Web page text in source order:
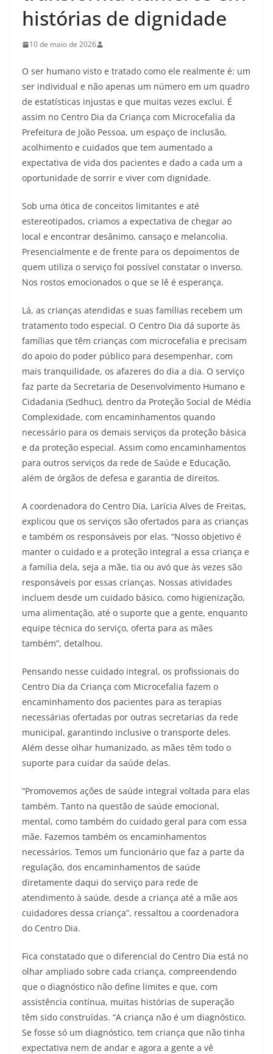
histórias de dignidade
10 de maio de 2026
O ser humano visto e tratado como ele realmente é: um
ser individual e não apenas um número em um quadro
de estatísticas injustas e que muitas vezes exclui. É
assim no Centro Dia da Criança com Microcefalia da
Prefeitura de João Pessoa, um espaço de inclusão,
acolhimento e cuidados que tem aumentado a
expectativa de vida dos pacientes e dado a cada um a
oportunidade de sorrir e viver com dignidade.
Sob uma ótica de conceitos limitantes e até
estereotipados, criamos a expectativa de chegar ao
local e encontrar desânimo, cansaço e melancolia.
Presencialmente e de frente para os depoimentos de
quem utiliza o serviço foi possível constatar o inverso.
Nos rostos emocionados o que se lê é esperança.
Lá, as crianças atendidas e suas famílias recebem um
tratamento todo especial. O Centro Dia dá suporte às
famílias que têm crianças com microcefalia e precisam
do apoio do poder público para desempenhar, com
mais tranquilidade, os afazeres do dia a dia. O serviço
faz parte da Secretaria de Desenvolvimento Humano e
Cidadania (Sedhuc), dentro da Proteção Social de Média
Complexidade, com encaminhamentos quando
necessário para os demais serviços da proteção básica
e da proteção especial. Assim como encaminhamentos
para outros serviços da rede de Saúde e Educação,
além de órgãos de defesa e garantia de direitos.
A coordenadora do Centro Dia, Larícia Alves de Freitas,
explicou que os serviços são ofertados para as crianças
e também os responsáveis por elas. “Nosso objetivo é
manter o cuidado e a proteção integral a essa criança e
a família dela, seja a mãe, tia ou avó que às vezes são
responsáveis por essas crianças. Nossas atividades
incluem desde um cuidado básico, como higienização,
uma alimentação, até o suporte que a gente, enquanto
equipe técnica do serviço, oferta para as mães
também”, detalhou.
Pensando nesse cuidado integral, os profissionais do
Centro Dia da Criança com Microcefalia fazem o
encaminhamento dos pacientes para as terapias
necessárias ofertadas por outras secretarias da rede
municipal, garantindo inclusive o transporte deles.
Além desse olhar humanizado, as mães têm todo o
suporte para cuidar da saúde delas.
“Promovemos ações de saúde integral voltada para elas
também. Tanto na questão de saúde emocional,
mental, como também do cuidado geral para com essa
mãe. Fazemos também os encaminhamentos
necessários. Temos um funcionário que faz a parte da
regulação, dos encaminhamentos de saúde
diretamente daqui do serviço para rede de
atendimento à saúde, desde a criança até a mãe aos
cuidadores dessa criança”, ressaltou a coordenadora
do Centro Dia.
Fica constatado que o diferencial do Centro Dia está no
olhar ampliado sobre cada criança, compreendendo
que o diagnóstico não define limites e que, com
assistência contínua, muitas histórias de superação
têm sido construídas. “A criança não é um diagnóstico.
Se fosse só um diagnóstico, tem criança que não tinha
expectativa nem de andar e agora a gente a vê